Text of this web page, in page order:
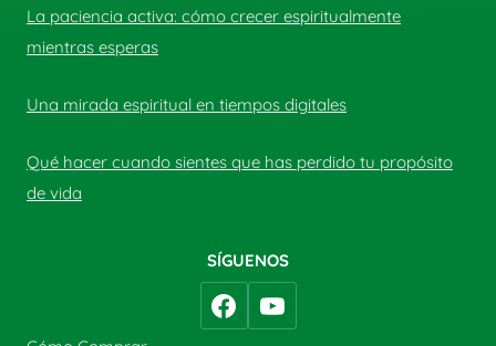
La paciencia activa: cómo crecer espiritualmente
mientras esperas
Una mirada espiritual en tiempos digitales
Qué hacer cuando sientes que has perdido tu propósito
de vida
SÍGUENOS